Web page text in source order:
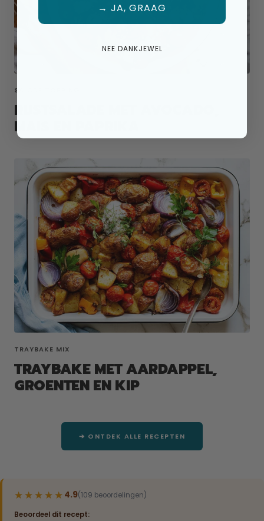
SALADE TOPPING
RIJSTSALADE MET AVOCADO,
MAIS EN PAPRIKA
TRAYBAKE MIX
TRAYBAKE MET AARDAPPEL,
GROENTEN EN KIP
➔ ONTDEK ALLE RECEPTEN
★★★★★
★★★★★ 4.9(109 beoordelingen)
Beoordeel dit recept:
→ JA, GRAAG
NEE DANKJEWEL